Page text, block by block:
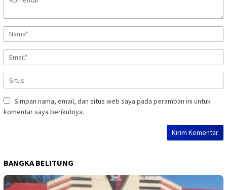
Simpan nama, email, dan situs web saya pada peramban ini untuk
komentar saya berikutnya.
BANGKA BELITUNG